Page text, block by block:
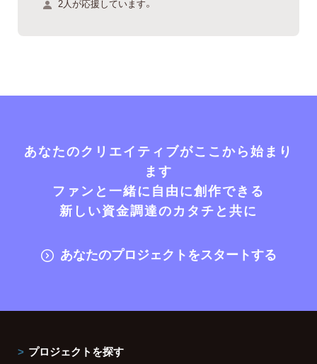
2人が応援しています。
あなたのクリエイティブがここから始まり
ます
ファンと一緒に自由に創作できる
新しい資金調達のカタチと共に
あなたのプロジェクトをスタートする
プロジェクトを探す